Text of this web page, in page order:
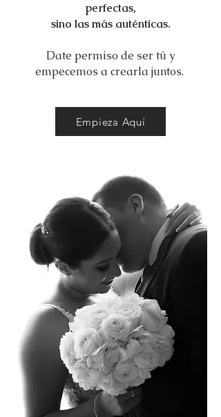
perfectas,
sino las más auténticas.
Date permiso de ser tú y
empecemos a crearla juntos.
Empieza Aquí